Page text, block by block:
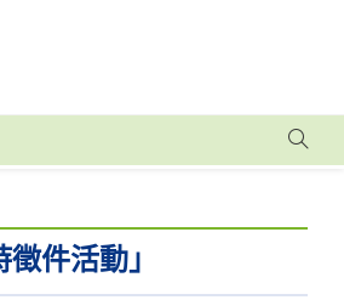
件活動」